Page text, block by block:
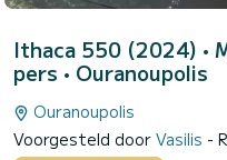
Ithaca 550 (2024) •
pers • Ouranoupolis
Ouranoupolis
Voorgesteld door Vasilis -